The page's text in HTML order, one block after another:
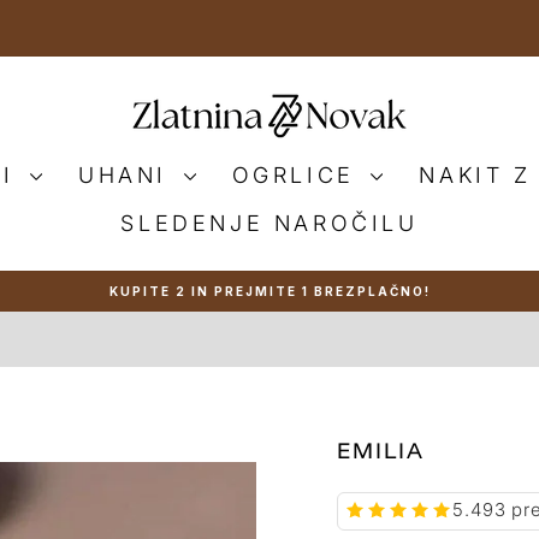
UHANI OGRLICE
NAKIT
SLEDENJE NAROČILU
Zaustavi
KUPITE 2 IN PREJMITE 1 BREZPLAČNO!
EMILIA
5.493